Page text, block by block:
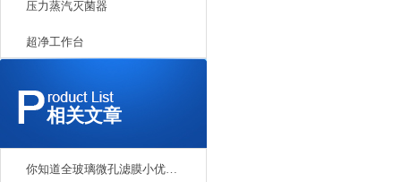
压力蒸汽灭菌器
超净工作台
相关文章
你知道全玻璃微孔滤膜小优视频APP官网下载为爱而生有哪些产品特点和优势吗